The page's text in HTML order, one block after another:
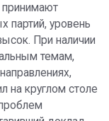
принимают
партий, уровень
При наличии
темам,
на круглом столе